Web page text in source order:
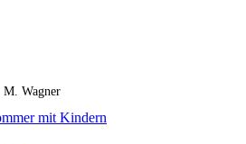
M. Wagner
mit Kindern